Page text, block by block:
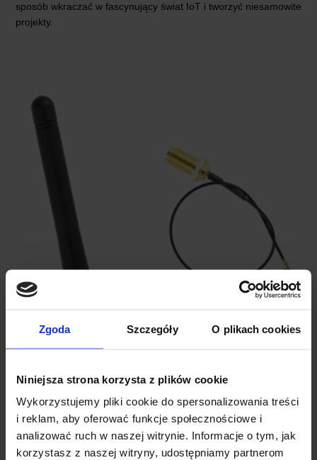
Zgoda Szczegóły O plikach cookies
Niniejsza strona korzysta z plików cookie
Wykorzystujemy pliki cookie do spersonalizowania treści
i reklam, aby oferować funkcje społecznościowe i
analizować ruch w naszej witrynie. Informacje o tym, jak
korzystasz z naszej witryny, udostępniamy partnerom
sposób wkraczać w fascynujący świat IoT i tworzyć niesamowite
projekty.
ANTENA WIFI 2.4GHZ 3DBI ŁAMANA
DOOKÓLNA Z PRZEWODEM